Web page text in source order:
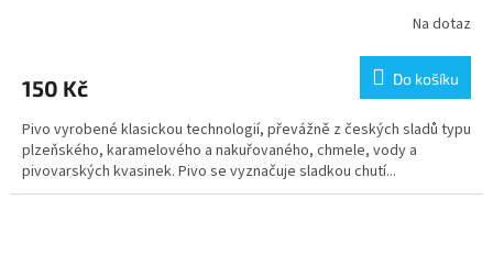
Na dotaz
150 Kč Do košíku
Pivo vyrobené klasickou technologií, převážně z českých sladů typu
plzeňského, karamelového a nakuřovaného, chmele, vody a
pivovarských kvasinek. Pivo se vyznačuje sladkou chutí...